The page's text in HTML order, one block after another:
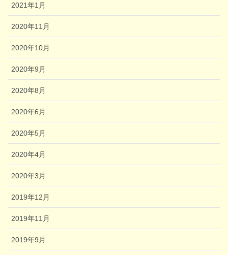
2021年1月
2020年11月
2020年10月
2020年9月
2020年8月
2020年6月
2020年5月
2020年4月
2020年3月
2019年12月
2019年11月
2019年9月